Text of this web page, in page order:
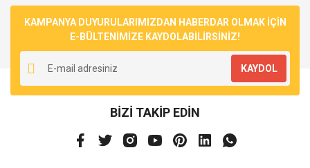
KAMPANYA DUYURULARIMIZDAN HABERDAR OLMAK İÇİN
E-BÜLTENİMİZE KAYDOLABİLİRSİNİZ!
KAYDOL
BİZİ TAKİP EDİN